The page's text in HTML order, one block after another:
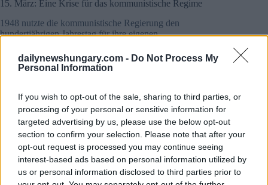
dailynewshungary.com - Do Not Process My
Personal Information
If you wish to opt-out of the sale, sharing to third parties, or
processing of your personal or sensitive information for
targeted advertising by us, please use the below opt-out
section to confirm your selection. Please note that after your
opt-out request is processed you may continue seeing
interest-based ads based on personal information utilized by
us or personal information disclosed to third parties prior to
15. März: Eine Krise für das kommunistische Regime
1948 nutzte die kommunistische Regierung den
hundertjährigen Jahrestag für ihre eigenen
einem regulären Arbeitstag degradiert (obwohl die Schulen
immer noch geschlossen waren).Nach der Niederschlagung
jede revolutionäre Stimmung zu unterdrücken. Eine Taktik
bestand darin, den 15. März mit kommunistischen Jubiläen zu
verschmelzen. Ab Ende der 1960er Jahre wurde es in die
„Revolutionären Jugendtage“einbezogen, neben dem 21.
März (Ankündigung der Ungarischen Sowjetrepublik) und
dem 4. April (Anlass der sowjetischen Befreiung). Bei den
offiziellen Terminen erhielt die sowjetische Aufmerksamkeit
mehr.